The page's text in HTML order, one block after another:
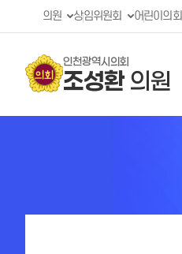
의원 상임위원회 어린이의회
인천광역시의회
조성환의원